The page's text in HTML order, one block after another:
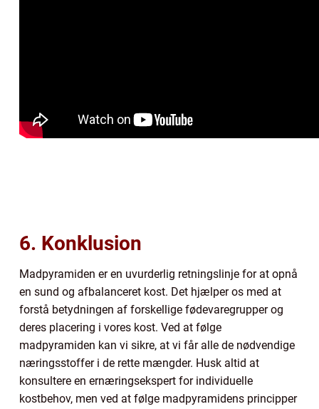
6. Konklusion
Madpyramiden er en uvurderlig retningslinje for at opnå
en sund og afbalanceret kost. Det hjælper os med at
forstå betydningen af forskellige fødevaregrupper og
deres placering i vores kost. Ved at følge
madpyramiden kan vi sikre, at vi får alle de nødvendige
næringsstoffer i de rette mængder. Husk altid at
konsultere en ernæringsekspert for individuelle
kostbehov, men ved at følge madpyramidens principper